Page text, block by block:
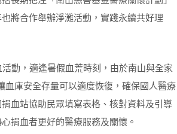
將合作舉辦淨灘活動，實踐永續共好理
動，適逢暑假血荒時刻，由於南山與全家
血庫安全存量可以適度恢復，確保國人醫療
血站協助民眾填寫表格、核對資料及引導
捐血者更好的醫療服務及關懷。